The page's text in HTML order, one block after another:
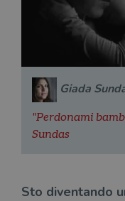
Giada
"Perdonami
Sundas
Sto diventando